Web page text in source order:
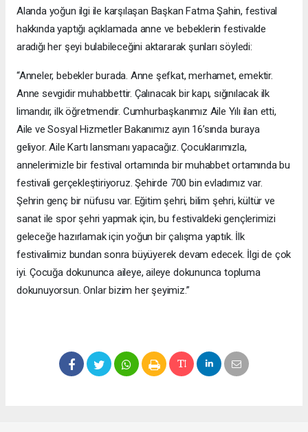
Alanda yoğun ilgi ile karşılaşan Başkan Fatma Şahin, festival
hakkında yaptığı açıklamada anne ve bebeklerin festivalde
aradığı her şeyi bulabileceğini aktararak şunları söyledi:
“Anneler, bebekler burada. Anne şefkat, merhamet, emektir.
Anne sevgidir muhabbettir. Çalınacak bir kapı, sığınılacak ilk
limandır, ilk öğretmendir. Cumhurbaşkanımız Aile Yılı ilan etti,
Aile ve Sosyal Hizmetler Bakanımız ayın 16’sında buraya
geliyor. Aile Kartı lansmanı yapacağız. Çocuklarımızla,
annelerimizle bir festival ortamında bir muhabbet ortamında bu
festivali gerçekleştiriyoruz. Şehirde 700 bin evladımız var.
Şehrin genç bir nüfusu var. Eğitim şehri, bilim şehri, kültür ve
sanat ile spor şehri yapmak için, bu festivaldeki gençlerimizi
geleceğe hazırlamak için yoğun bir çalışma yaptık. İlk
festivalimiz bundan sonra büyüyerek devam edecek. İlgi de çok
iyi. Çocuğa dokununca aileye, aileye dokununca topluma
dokunuyorsun. Onlar bizim her şeyimiz.”